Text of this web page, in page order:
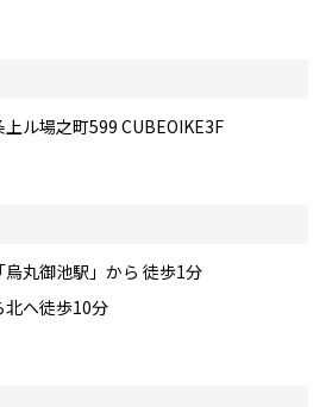
ル場之町599 CUBEOIKE3F
丸御池駅」から 徒歩1分
北へ徒歩10分